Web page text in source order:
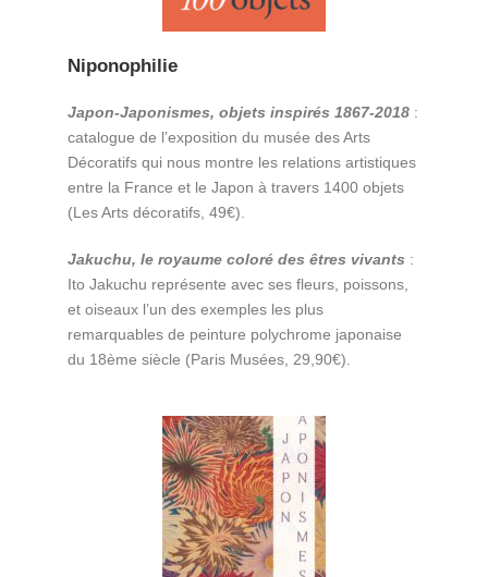
Niponophilie
Japon-Japonismes, objets inspirés 1867-2018 :
catalogue de l’exposition du musée des Arts
Décoratifs qui nous montre les relations artistiques
entre la France et le Japon à travers 1400 objets
(Les Arts décoratifs, 49€).
Jakuchu, le royaume coloré des êtres vivants :
Ito Jakuchu représente avec ses fleurs, poissons,
et oiseaux l’un des exemples les plus
remarquables de peinture polychrome japonaise
du 18ème siècle (Paris Musées, 29,90€).